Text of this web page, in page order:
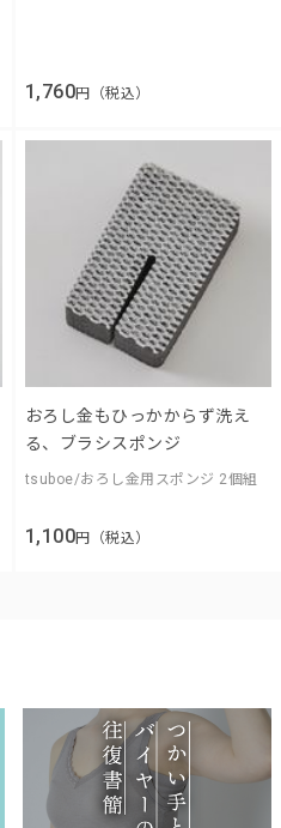
1,760円（税込）
おろし金もひっかからず洗え
る、ブラシスポンジ
tsuboe/おろし金用スポンジ 2個組
1,100円（税込）